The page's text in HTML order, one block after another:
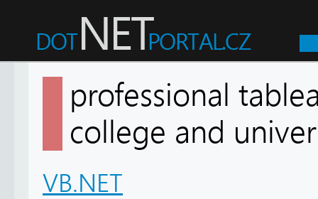
professional
college and
VB.NET